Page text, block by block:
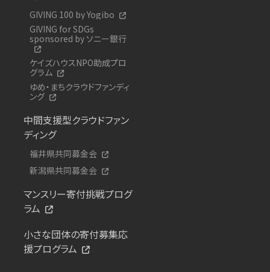
GIVING 100 by Yogibo
GIVING for SDGs
sponsored by ソニー銀行
ケイズハウスNPO助成プロ
グラム
ゆめ・まちクラウドファンディ
ング
中間支援型クラウドファン
ディング
福井県共同募金会
新潟県共同募金会
マンスリー寄付挑戦プログ
ラム
小さな団体の寄付募集応
援プログラム